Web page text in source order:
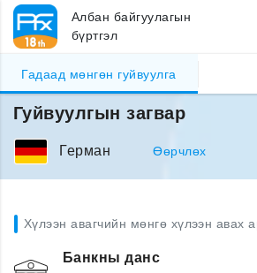
Албан байгуулагын
бүртгэл
Гадаад мөнгөн гуйвуулга
Гуйвуулгын загвар
Герман Өөрчлөх
Хүлээн авагчийн мөнгө хүлээн авах
Банкны данс